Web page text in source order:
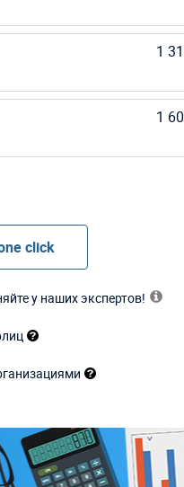
1
1
click
у наших экспертов!